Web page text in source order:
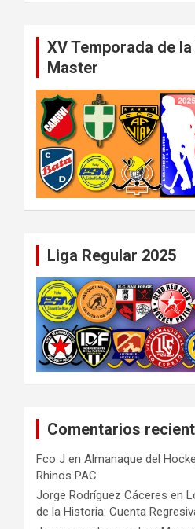
XV Temporada de
Master
Liga Regular 2025
Comentarios
Fco J enAlmanaque del
Rhinos PAC
Jorge Rodríguez Cáceres en
de la Historia: Cuenta